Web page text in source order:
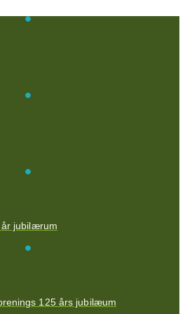
år jubilærum
125 års jubilæum